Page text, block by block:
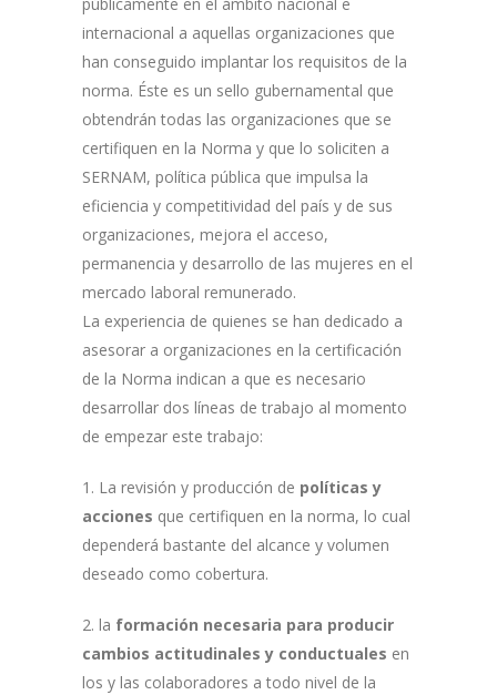
internacional a aquellas organizaciones que
han conseguido implantar los requisitos de la
norma. Éste es un sello gubernamental que
obtendrán todas las organizaciones que se
certifiquen en la Norma y que lo soliciten a
SERNAM, política pública que impulsa la
eficiencia y competitividad del país y de sus
organizaciones, mejora el acceso,
permanencia y desarrollo de las mujeres en el
mercado laboral remunerado.
La experiencia de quienes se han dedicado a
asesorar a organizaciones en la certificación
de la Norma indican a que es necesario
desarrollar dos líneas de trabajo al momento
de empezar este trabajo:
1. La revisión y producción de políticas y
acciones que certifiquen en la norma, lo cual
dependerá bastante del alcance y volumen
deseado como cobertura.
2. la formación necesaria para producir
cambios actitudinales y conductuales en
los y las colaboradores a todo nivel de la